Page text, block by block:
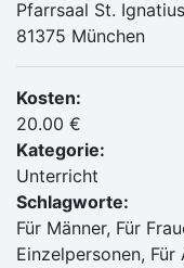
Pfarrsaal St. Ignatius
81375 München
Kosten:
20.00 €
Kategorie:
Unterricht
Schlagworte:
Für Männer, Für
Einzelpersonen,